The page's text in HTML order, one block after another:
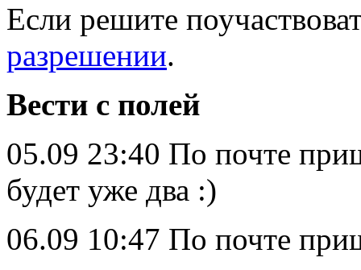
Если решите
разрешении.
Вести с полей
05.09 23:40 По почте
будет уже два :)
06.09 10:47 По почте